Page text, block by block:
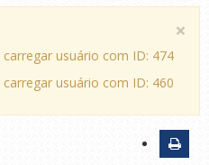
×
carregar usuário com ID: 474
carregar usuário com ID: 460